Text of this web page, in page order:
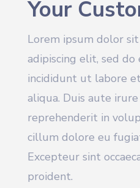
Your
Lorem ipsum dolor
adipiscing elit, sed
incididunt ut labore
aliqua. Duis aute
reprehenderit in
cillum dolore eu
Excepteur sint
proident.